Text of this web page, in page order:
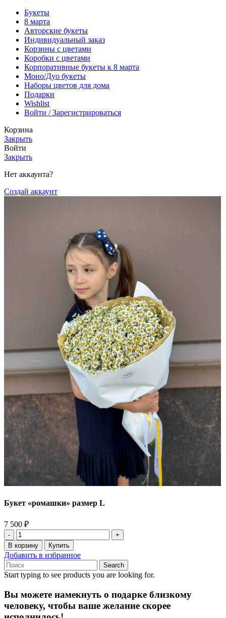
Букеты
8 марта
Авторские букеты
Индивидуальный заказ
Корзины с цветами
Коробки с цветами
Корпоративные букеты к 8 марта
Моно/Дуо букеты
Наборы цветов для дома
Подарки
Wishlist
Войти / Зарегистрироваться
Корзина
Закрыть
Войти
Закрыть
Нет аккаунта?
Создай аккаунт
Букет «ромашки» размер L
7 500 ₽
Количество
товара
Букет
«ромашки»
размер
L
В корзину Купить
Добавить в избранное
Search
Start typing to see products you are looking for.
Вы можете намекнуть о подарке близкому
человеку, чтобы ваше желание скорее